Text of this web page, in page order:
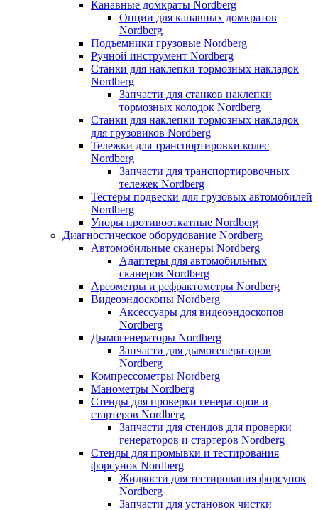
Канавные домкраты Nordberg
Опции для канавных домкратов
Nordberg
Подъемники грузовые Nordberg
Ручной инструмент Nordberg
Станки для наклепки тормозных накладок
Nordberg
Запчасти для станков наклепки
тормозных колодок Nordberg
Станки для наклепки тормозных накладок
для грузовиков Nordberg
Тележки для транспортировки колес
Nordberg
Запчасти для транспортировочных
тележек Nordberg
Тестеры подвески для грузовых автомобилей
Nordberg
Упоры противооткатные Nordberg
Диагностическое оборудование Nordberg
Автомобильные сканеры Nordberg
Адаптеры для автомобильных
сканеров Nordberg
Ареометры и рефрактометры Nordberg
Видеоэндоскопы Nordberg
Аксессуары для видеоэндоскопов
Nordberg
Дымогенераторы Nordberg
Запчасти для дымогенераторов
Nordberg
Компрессометры Nordberg
Манометры Nordberg
Стенды для проверки генераторов и
стартеров Nordberg
Запчасти для стендов для проверки
генераторов и стартеров Nordberg
Стенды для промывки и тестирования
форсунок Nordberg
Жидкости для тестирования форсунок
Nordberg
Запчасти для установок чистки